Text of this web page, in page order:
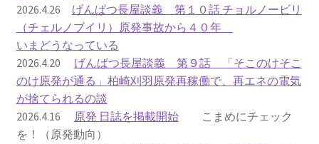
2024.10.13 映画「決断」上映と講演会を開催
2025.3.23第14回原発ゼロへのカウントダウンinかわさ
き集会開催
2026.3.15 第１５回原発ゼロへのカウントダウンinか
わさき集会開催
2026.4.26 げんぱつ長屋談義 第１０話 チョルノービリ
（チェルノブイリ）原発事故から４０年
いまどうなっている
2026.4.20 げんぱつ長屋談義 第９話 「そこのけそこ
のけ原発が通る」柏崎刈羽原発再稼働で、再エネの電気
が捨てられるの談
2026.4.16 原発 日誌を掲載開始こまめにチェック
を！（原発動向）